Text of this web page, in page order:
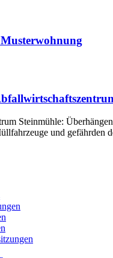
Steinmühle:
und gefährden